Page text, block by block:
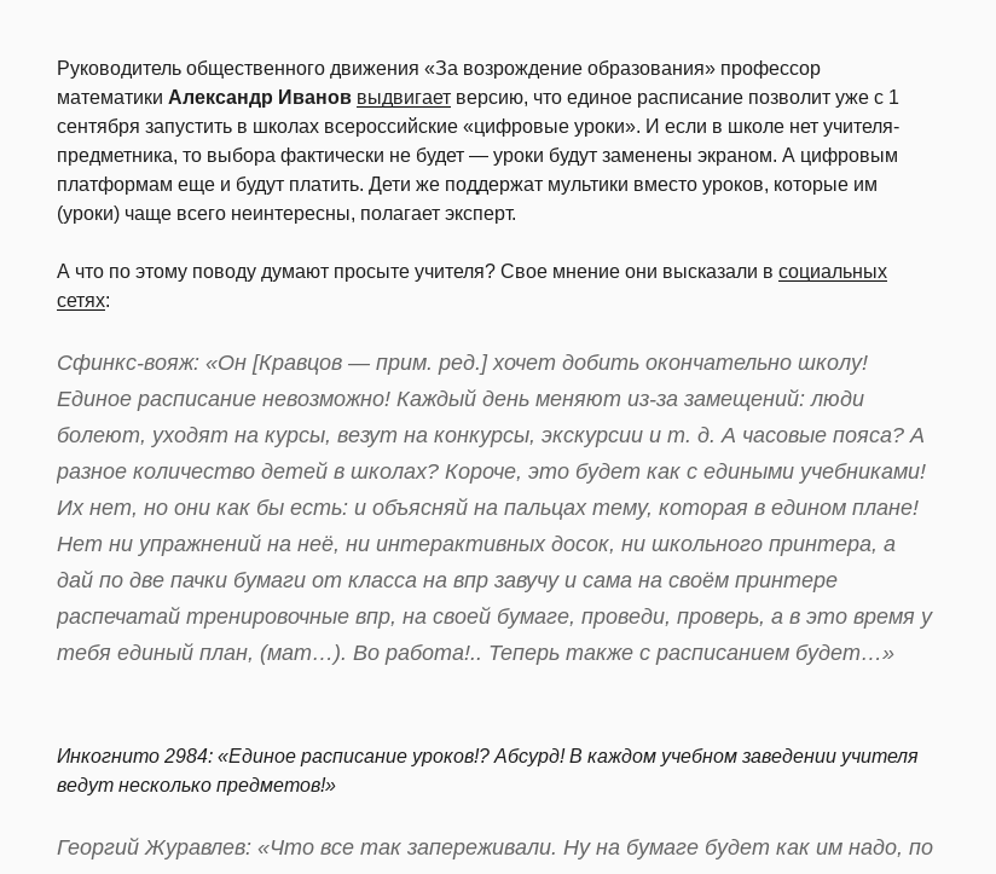
Руководитель общественного движения «За возрождение образования» профессор
математики Александр Иванов выдвигает версию, что единое расписание позволит уже с 1
сентября запустить в школах всероссийские «цифровые уроки». И если в школе нет учителя-
предметника, то выбора фактически не будет — уроки будут заменены экраном. А цифровым
платформам еще и будут платить. Дети же поддержат мультики вместо уроков, которые им
(уроки) чаще всего неинтересны, полагает эксперт.
А что по этому поводу думают просыте учителя? Свое мнение они высказали в социальных
сетях:
Сфинкс-вояж: «Он [Кравцов — прим. ред.]хочет добить окончательно школу!
Единое расписание невозможно! Каждый день меняют из-за замещений: люди
болеют, уходят на курсы, везут на конкурсы, экскурсии и т. д. А часовые пояса? А
разное количество детей в школах? Короче, это будет как с едиными учебниками!
Их нет, но они как бы есть: и объясняй на пальцах тему, которая в едином плане!
Нет ни упражнений на неё, ни интерактивных досок, ни школьного принтера, а
дай по две пачки бумаги от класса на впр завучу и сама на своём принтере
распечатай тренировочные впр, на своей бумаге, проведи, проверь, а в это время у
тебя единый план, (мат…). Во работа!.. Теперь также с расписанием будет…»
Инкогнито 2984: «Единое расписание уроков!? Абсурд! В каждом учебном заведении учителя
ведут несколько предметов!»
Георгий Журавлев: «Что все так запереживали. Ну на бумаге будет как им надо, по